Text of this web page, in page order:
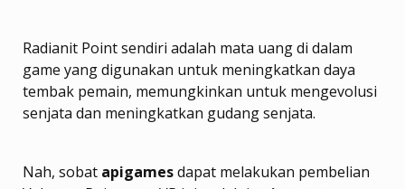
Radianit Point sendiri adalah mata uang di dalam
game yang digunakan untuk meningkatkan daya
tembak pemain, memungkinkan untuk mengevolusi
senjata dan meningkatkan gudang senjata.
Nah, sobat apigamesdapat melakukan pembelian